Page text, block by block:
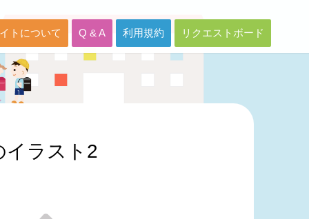
トについて Q & A 利用規約 リクエストボード
イラスト2